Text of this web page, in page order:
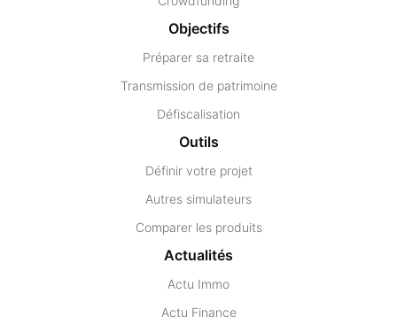
Objectifs
Préparer sa retraite
Transmission de patrimoine
Défiscalisation
Outils
Définir votre projet
Autres simulateurs
Comparer les produits
Actualités
Actu Immo
Actu Finance